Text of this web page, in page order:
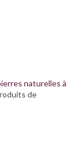
naturelles à
de